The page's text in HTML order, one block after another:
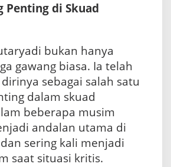
A
S
t
a
r
y
a
d
Penting di Skuad
bukan hanya
gawang biasa. Ia telah
sebagai salah satu
dalam skuad
beberapa musim
andalan utama di
sering kali menjadi
saat situasi kritis.